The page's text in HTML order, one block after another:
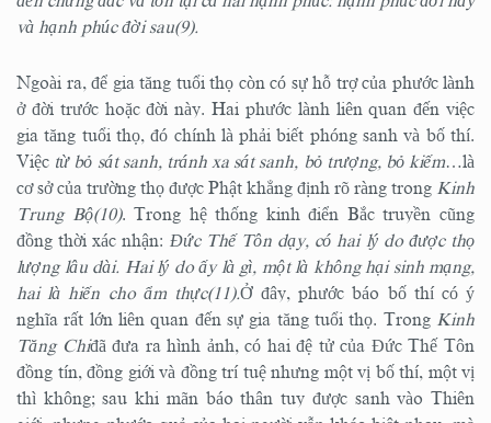
và hạnh phúc đời sau(9).
Ngoài ra, để gia tăng tuổi thọ còn có sự hỗ trợ của phước lành
ở đời trước hoặc đời này. Hai phước lành liên quan đến việc
gia tăng tuổi thọ, đó chính là phải biết phóng sanh và bố thí.
Việc từ bỏ sát sanh, tránh xa sát sanh, bỏ trượng, bỏ kiếm…là
cơ sở của trường thọ được Phật khẳng định rõ ràng trong Kinh
Trung Bộ(10). Trong hệ thống kinh điển Bắc truyền cũng
đồng thời xác nhận: Đức Thế Tôn dạy, có hai lý do được thọ
lượng lâu dài. Hai lý do ấy là gì, một là không hại sinh mạng,
hai là hiến cho ẩm thực(11).Ở đây, phước báo bố thí có ý
nghĩa rất lớn liên quan đến sự gia tăng tuổi thọ. Trong Kinh
Tăng Chiđã đưa ra hình ảnh, có hai đệ tử của Đức Thế Tôn
đồng tín, đồng giới và đồng trí tuệ nhưng một vị bố thí, một vị
thì không; sau khi mãn báo thân tuy được sanh vào Thiên